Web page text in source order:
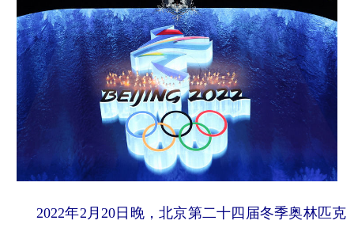
2022年2月20日晚，北京第二十四届冬季奥林匹克